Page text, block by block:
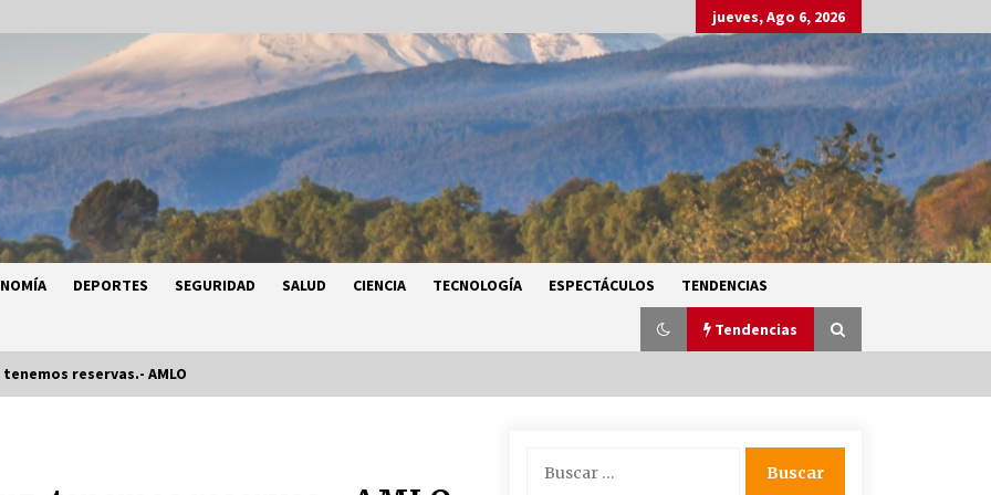
jueves, Ago 6, 2026
DEPORTES SEGURIDAD SALUD CIENCIA TECNOLOGÍA ESPECTÁCULOS TENDENCIAS
Tendencias
granizo y calor extremo en gran
reservas.- AMLO